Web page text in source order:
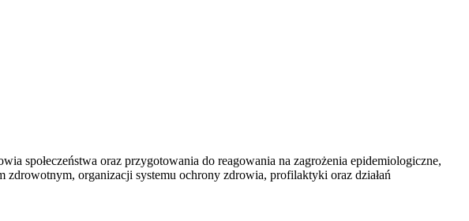
społeczeństwa oraz przygotowania do reagowania na zagrożenia epidemiologiczne,
zdrowotnym, organizacji systemu ochrony zdrowia, profilaktyki oraz działań